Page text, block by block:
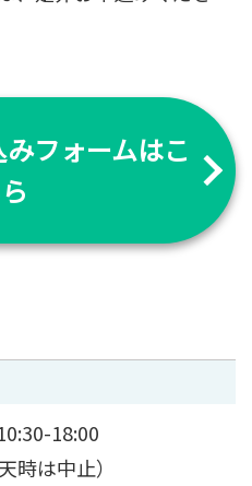
フォームはこ
18:00
時は中止）